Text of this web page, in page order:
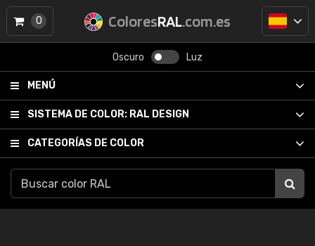
ColoresRAL.com.es
Oscuro Luz
MENÚ
SISTEMA DE COLOR: RAL DESIGN
CATEGORÍAS DE COLOR
0